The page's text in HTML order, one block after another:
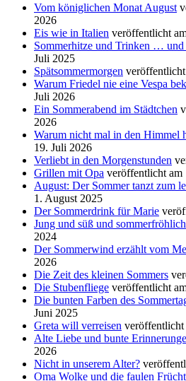
Vom königlichen Monat August
2026
Eis wie in Italien veröffentlicht
Sommerhitze und Trinken … und
Juli 2025
Spätsommermorgen
Warum Friedel nie eine Vespa
Juli 2026
Ein Sommerabend im Städtchen
2026
Warum nicht mal in den Himmel
19. Juli 2026
Verliebt in den Morgenstunden
Grillen mit Opa veröffentlicht am
August: Der Sommer tanzt zum
1. August 2025
Der Sommerdrink für Marie
Jung und süß und sommerfröhlich
2024
Der Sommerwind erzählt vom
2026
Die Zeit des kleinen Sommers
Die Stubenfliege veröffentlicht
Die bunten Farben des
Juni 2025
Greta will verreisen veröffentlicht
Alte Liebe und bunte
2026
Nicht in unserem Alter?
Oma Wolke und die faulen